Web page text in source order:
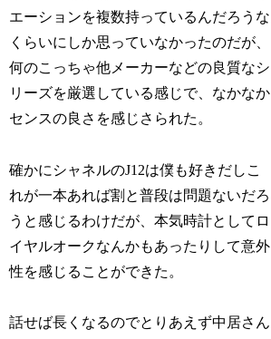
エーションを複数持っているんだろうな
くらいにしか思っていなかったのだが、
何のこっちゃ他メーカーなどの良質なシ
リーズを厳選している感じで、なかなか
センスの良さを感じさられた。
確かにシャネルのJ12は僕も好きだしこ
れが一本あれば割と普段は問題ないだろ
うと感じるわけだが、本気時計としてロ
イヤルオークなんかもあったりして意外
性を感じることができた。
話せば長くなるのでとりあえず中居さん